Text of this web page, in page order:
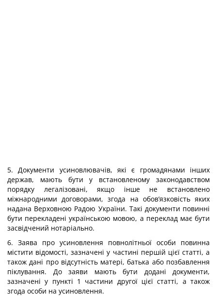
5. Документи усиновлювачів, які є громадянами інших
держав, мають бути у встановленому законодавством
порядку легалізовані, якщо інше не встановлено
міжнародними договорами, згода на обов’язковість яких
надана Верховною Радою України. Такі документи повинні
бути перекладені українською мовою, а переклад має бути
засвідчений нотаріально.
6. Заява про усиновлення повнолітньої особи повинна
містити відомості, зазначені у частині першій цієї статті, а
також дані про відсутність матері, батька або позбавлення
піклування. До заяви мають бути додані документи,
зазначені у пункті 1 частини другої цієї статті, а також
згода особи на усиновлення.